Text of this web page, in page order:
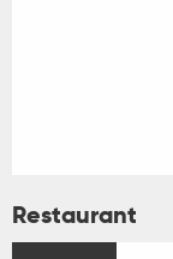
Restaurant